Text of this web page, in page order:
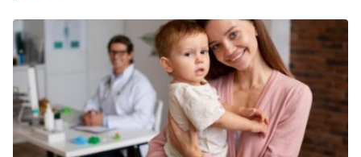
24. PMID: 29368843.
Uchida Y, Park K. Ceramides in Skin Health and Disease: An
Update. Am J Clin Dermatol. 2021 Nov;22(6):853-866. doi:
10.1007/s40257-021-00619-2. Epub 2021 Jul 20. PMID:
34283373.